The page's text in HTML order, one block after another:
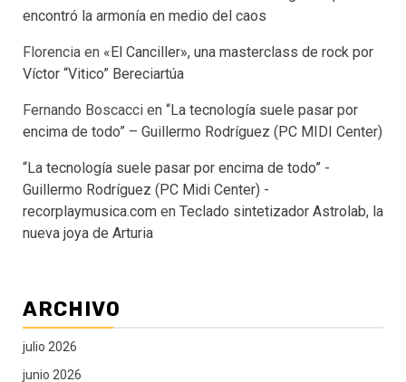
encontró la armonía en medio del caos
Florencia en «El Canciller», una masterclass de rock por
Víctor “Vitico” Bereciartúa
Fernando Boscacci en “La tecnología suele pasar por
encima de todo” – Guillermo Rodríguez (PC MIDI Center)
“La tecnología suele pasar por encima de todo” -
Guillermo Rodríguez (PC Midi Center) -
recorplaymusica.com en Teclado sintetizador Astrolab, la
nueva joya de Arturia
ARCHIVO
julio 2026
junio 2026